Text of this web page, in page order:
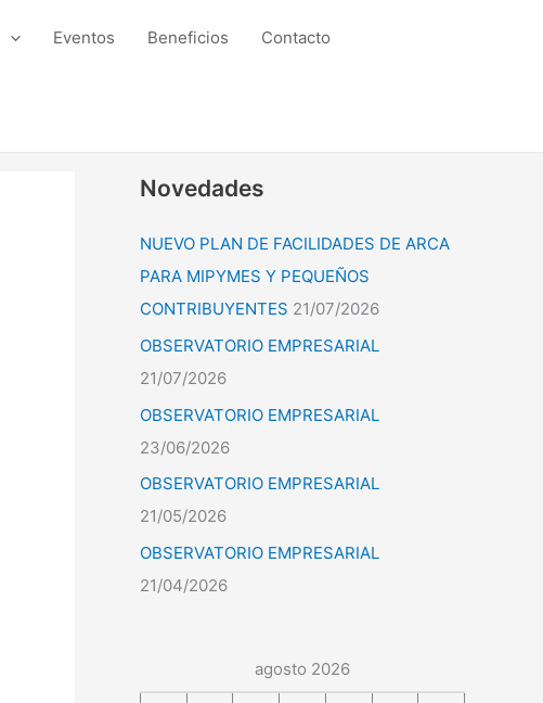
Eventos Beneficios Contacto
Novedades
NUEVO PLAN DE FACILIDADES DE ARCA
PARA MIPYMES Y PEQUEÑOS
CONTRIBUYENTES 21/07/2026
OBSERVATORIO EMPRESARIAL
21/07/2026
OBSERVATORIO EMPRESARIAL
23/06/2026
OBSERVATORIO EMPRESARIAL
21/05/2026
OBSERVATORIO EMPRESARIAL
21/04/2026
agosto 2026